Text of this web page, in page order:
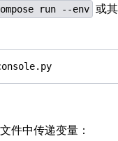
run --env 或
件中传递变量：